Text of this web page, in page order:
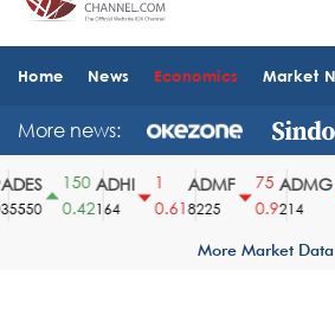
Home News Economics Market
More news:
150
0.42
ADHI
164
0.61
ADMF
8225
75
0.9
ADMG
214
More Market Data